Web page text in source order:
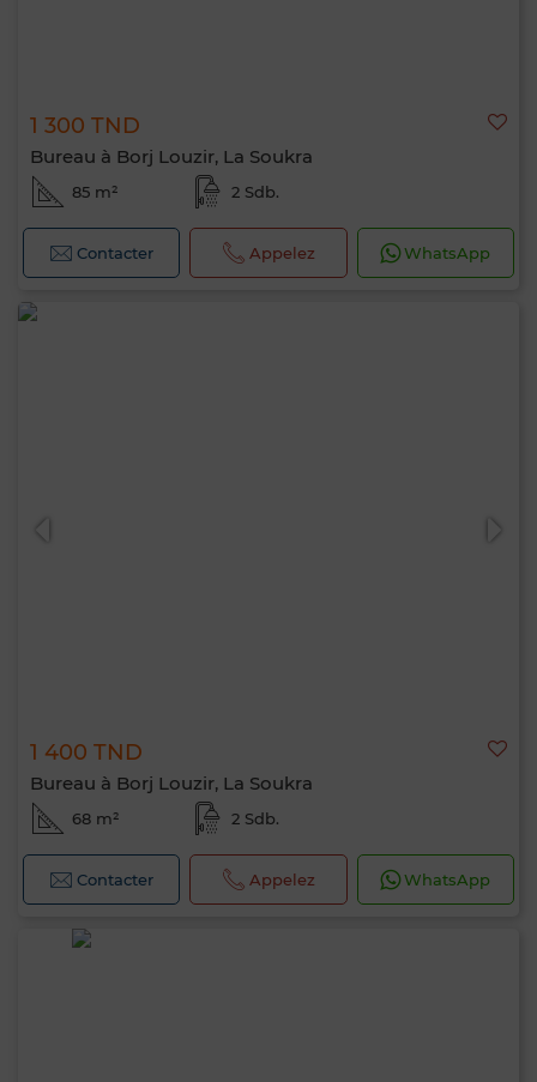
1 300 TND
Bureau à Borj Louzir, La Soukra
85 m² 2 Sdb.
Contacter Appelez WhatsApp
1 400 TND
Bureau à Borj Louzir, La Soukra
68 m² 2 Sdb.
Contacter Appelez WhatsApp